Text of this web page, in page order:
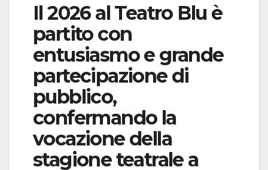
Il 2026 al Teatro Blu è
partito con
entusiasmo e grande
partecipazione di
pubblico,
confermando la
vocazione della
stagione teatrale a